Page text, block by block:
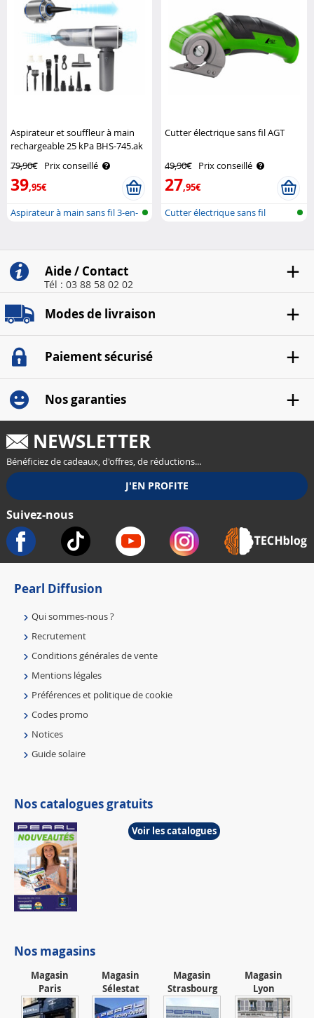
Aspirateur et souffleur à main
rechargeable 25 kPa BHS-745.ak
Sichler Haushaltsgeräte
79,90€ Prix conseillé
39,95€
Aspirateur à main sans fil 3-en-
Cutter électrique sans fil AGT
49,90€ Prix conseillé
27,95€
Cutter électrique sans fil
Aide / Contact
Tél : 03 88 58 02 02
Modes de livraison
Paiement sécurisé
Nos garanties
NEWSLETTER
Bénéficiez de cadeaux, d'offres, de réductions...
Suivez-nous
Pearl Diffusion
Qui sommes-nous ?
Recrutement
Conditions générales de vente
Mentions légales
Préférences et politique de cookie
Codes promo
Notices
Guide solaire
Nos catalogues gratuits
Voir les catalogues
Nos magasins
Magasin
Paris
Magasin
Sélestat
Magasin
Strasbourg
Magasin
Lyon